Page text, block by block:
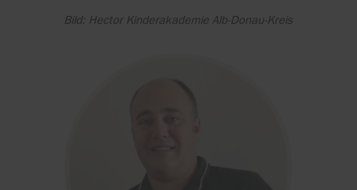
Bild: Hector Kinderakademie Alb-Donau-Kreis